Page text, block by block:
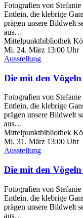
Fotografien von
Entlein, die klebrige
prägen unsere Bildwelt
aus…
Mittelpunktbibliothek
Mi. 24. März 13:00 Uhr
Ausstellung
Die mit den
Fotografien von
Entlein, die klebrige
prägen unsere Bildwelt
aus…
Mittelpunktbibliothek
Mi. 31. März 13:00 Uhr
Ausstellung
Die mit den
Fotografien von
Entlein, die klebrige
prägen unsere Bildwelt
aus…